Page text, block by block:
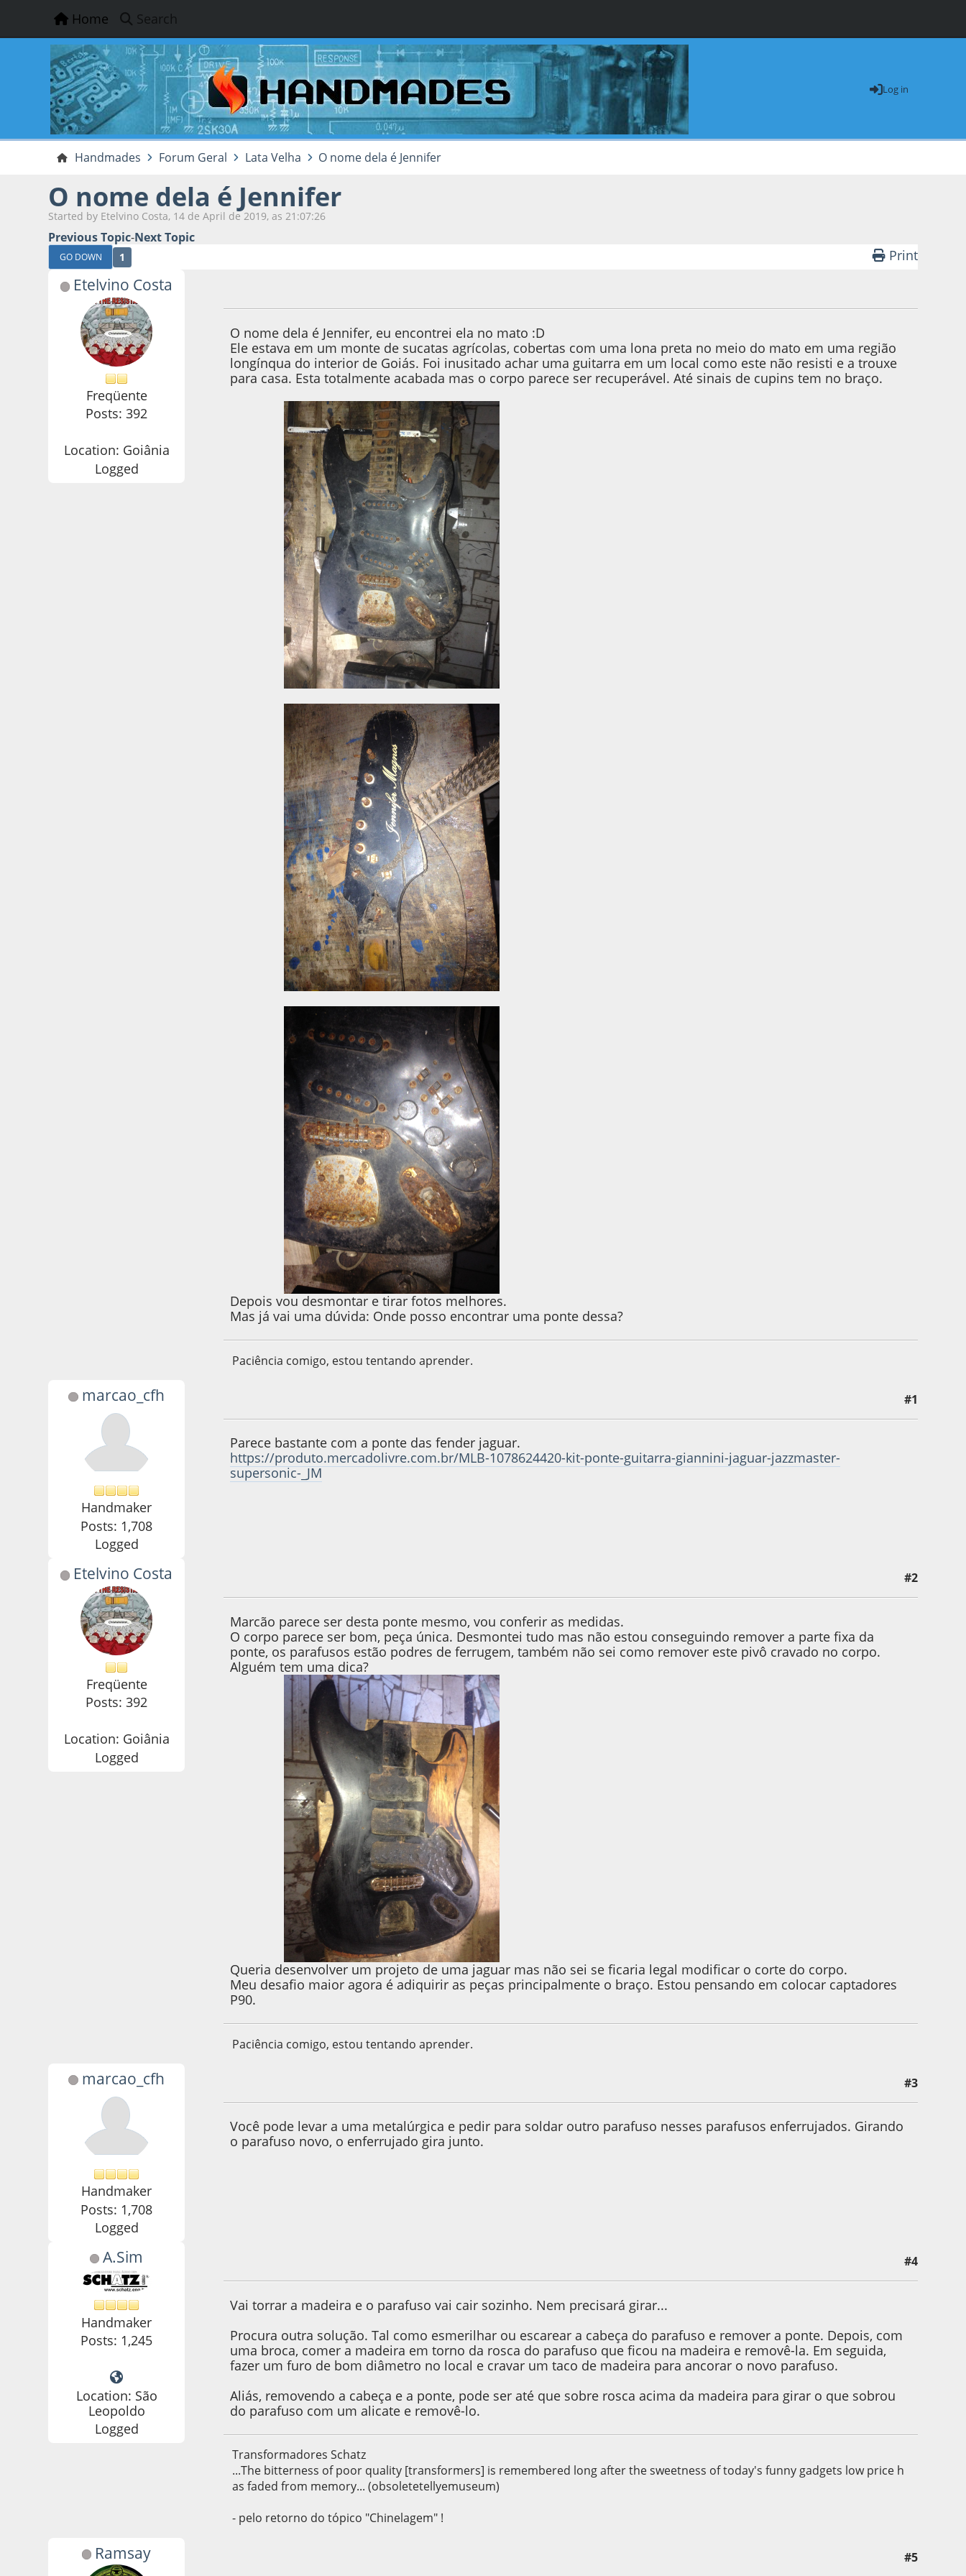
Home Search
Log in
Handmades Forum Geral Lata Velha O nome dela é Jennifer
O nome dela é Jennifer
Started by Etelvino Costa, 14 de April de 2019, as 21:07:26
Previous Topic-Next Topic
GO DOWN 1 Print
Etelvino Costa
Freqüente
Posts: 392
Location: Goiânia
Logged
O nome dela é Jennifer, eu encontrei ela no mato :D
Ele estava em um monte de sucatas agrícolas, cobertas com uma lona preta no meio do mato em uma região
longínqua do interior de Goiás. Foi inusitado achar uma guitarra em um local como este não resisti e a trouxe
para casa. Esta totalmente acabada mas o corpo parece ser recuperável. Até sinais de cupins tem no braço.
Depois vou desmontar e tirar fotos melhores.
Mas já vai uma dúvida: Onde posso encontrar uma ponte dessa?
Paciência comigo, estou tentando aprender.
marcao_cfh
Handmaker
Posts: 1,708
Logged
#1
Parece bastante com a ponte das fender jaguar.
https://produto.mercadolivre.com.br/MLB-1078624420-kit-ponte-guitarra-giannini-jaguar-jazzmaster-
supersonic-_JM
Etelvino Costa
Freqüente
Posts: 392
Location: Goiânia
Logged
#2
Marcão parece ser desta ponte mesmo, vou conferir as medidas.
O corpo parece ser bom, peça única. Desmontei tudo mas não estou conseguindo remover a parte fixa da
ponte, os parafusos estão podres de ferrugem, também não sei como remover este pivô cravado no corpo.
Alguém tem uma dica?
Queria desenvolver um projeto de uma jaguar mas não sei se ficaria legal modificar o corte do corpo.
Meu desafio maior agora é adiquirir as peças principalmente o braço. Estou pensando em colocar captadores
P90.
Paciência comigo, estou tentando aprender.
marcao_cfh
Handmaker
Posts: 1,708
Logged
#3
Você pode levar a uma metalúrgica e pedir para soldar outro parafuso nesses parafusos enferrujados. Girando
o parafuso novo, o enferrujado gira junto.
A.Sim
Handmaker
Posts: 1,245
Location: São
Leopoldo
Logged
#4
Vai torrar a madeira e o parafuso vai cair sozinho. Nem precisará girar...
Procura outra solução. Tal como esmerilhar ou escarear a cabeça do parafuso e remover a ponte. Depois, com
uma broca, comer a madeira em torno da rosca do parafuso que ficou na madeira e removê-la. Em seguida,
fazer um furo de bom diâmetro no local e cravar um taco de madeira para ancorar o novo parafuso.
Aliás, removendo a cabeça e a ponte, pode ser até que sobre rosca acima da madeira para girar o que sobrou
do parafuso com um alicate e removê-lo.
Transformadores Schatz
...The bitterness of poor quality [transformers] is remembered long after the sweetness of today's funny gadgets low price h
as faded from memory... (obsoletetellyemuseum)
- pelo retorno do tópico "Chinelagem" !
Ramsay #5